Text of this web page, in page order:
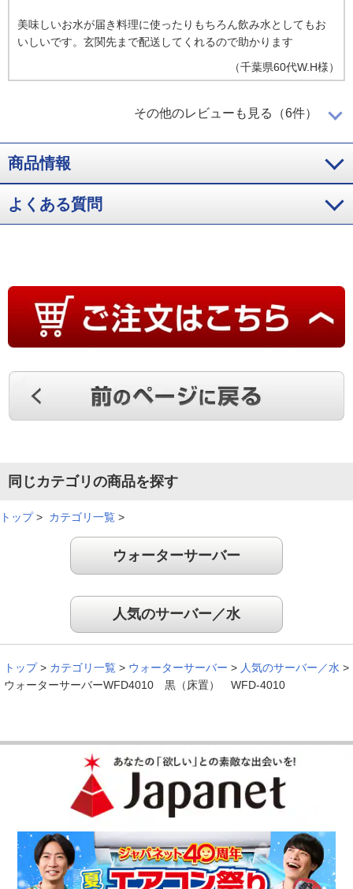
美味しいお水が届き料理に使ったりもちろん飲み水としてもお
いしいです。玄関先まで配送してくれるので助かります
（千葉県60代W.H様）
急須のお茶に
急須でお茶を飲む時直ぐにいい温度のお湯が出るのがいいで
す。
O.K様）
息子がウオ－タ－サ－バ－を使用しています。お湯もすぐ出る
ので、便利だと勧められました。お水が美味しいですね。お湯
も出て、本当に重宝しています。
設置もスム－ズ
－の設置もスム－ズですし、いつもながら安心感あります。こ
お水がとっても美味しい
重いお水を買う、冷やす、沸かすなどの手間がなくて便利。何
よりお水がとっても美味しい。
（千葉県50代A.K様）
まず、水が美味しい。手軽に飲めるし、冷水でも温水でも選べ
るところもよい。また非常時のストックともなる。設置前は半
信半疑であったが、設置してよかった。
子どもも簡単に使える
その他のレビューも見る（6件）
商品情報
よくある質問
同じカテゴリの商品を探す
トップ> カテゴリ一覧 >
ウォーターサーバー
人気のサーバー／水
トップ > カテゴリ一覧 > ウォーターサーバー > 人気のサーバー／水 >
ウォーターサーバーWFD4010 黒（床置） WFD-4010